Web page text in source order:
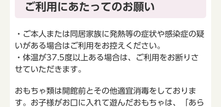
ご利用にあたってのお願い
・ご本人または同居家族に発熱等の症状や感染症の疑
いがある場合はご利用をお控えください。
・体温が37.5度以上ある場合は、ご利用をお断りさ
せていただきます。
おもちゃ類は開館前とその他適宜消毒をしておりま
す。お子様がお口に入れて遊んだおもちゃは、「あら